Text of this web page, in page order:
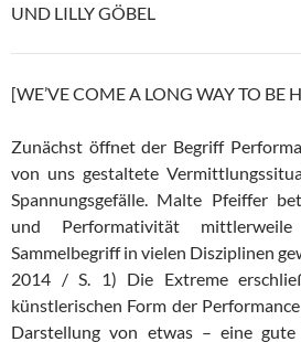
UND LILLY GÖBEL
[WE’VE COME A LONG WAY TO BE
Zunächst öffnet der Begriff
von uns gestaltete
Spannungsgefälle. Malte Pfeiffer
und Performativität
Sammelbegriff in vielen Disziplinen
2014 / S. 1) Die Extreme
künstlerischen Form der
Darstellung von etwas – eine gute